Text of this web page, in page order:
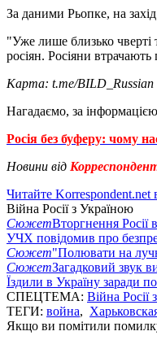
За даними Рьопке, на
"Уже лише близько чверті
росіян. Росіяни
Карта: t.me/BILD_Russian
Нагадаємо, за
Росія без буферу: чому
Новини від
Читайте Korrespondent.net
Війна Росії з Україною
СюжетВторгнення Росії
УЧХ повідомив про
Сюжет"Полювати на
СюжетЗагадковий звук
Їздили в Україну заради
СПЕЦТЕМА: Війна Росії
ТЕГИ: война,
Якщо ви помітили